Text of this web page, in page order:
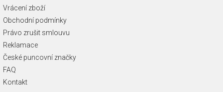
Vrácení zboží
Obchodní podmínky
Právo zrušit smlouvu
Reklamace
České puncovní značky
FAQ
Kontakt